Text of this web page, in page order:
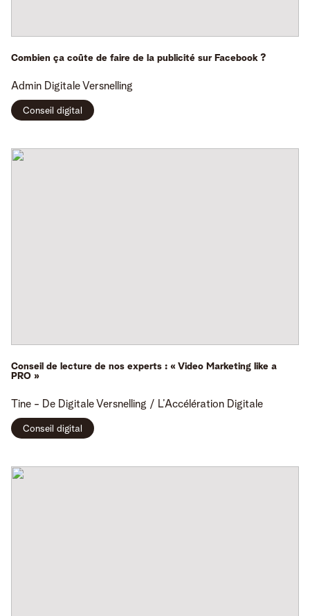
Combien ça coûte de faire de la publicité sur Facebook ?
Admin Digitale Versnelling
Conseil digital
Conseil de lecture de nos experts : « Video Marketing like a
PRO »
Tine - De Digitale Versnelling / L’Accélération Digitale
Conseil digital